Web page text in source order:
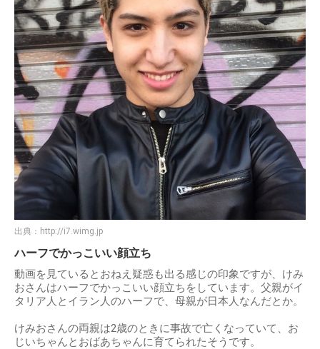
出典： http://i7.wimg.jp
ハーフでかっこいい顔立ち
動画を見ているとおねえ疑惑も出る感じの印象ですが、けみ
おさんはハーフでかっこいい顔立ちをしています。父親がイ
タリア人とイラン人のハーフで、母親が日本人なんだとか。
けみおさんの両親は2歳のときに事故で亡くなっていて、お
じいちゃんとおばあちゃんに育てられたそうです。